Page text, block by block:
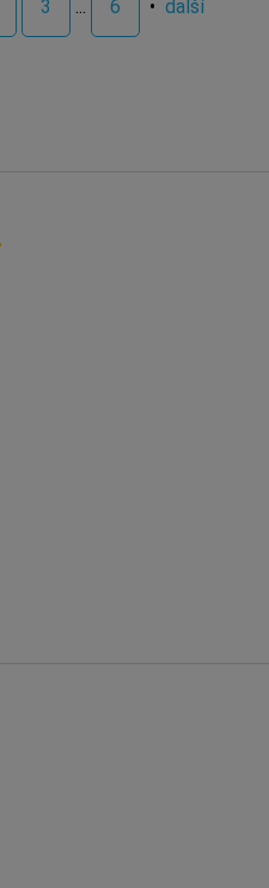
3 6 • další